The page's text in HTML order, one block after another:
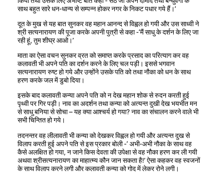
साथ बहुत सारे धन-धान्य से सम्पन्न होकर नगर के निकट पधार गये हैं।’
दूत के मुख से यह बात सुनकर वह महान आनन्द से विह्वल हो गयी और उस साध्वी ने
श्री सत्यनारायण की पूजा करके अपनी पुत्री से कहा -‘मैं साधु के दर्शन के लिए जा
रही हूं, तुम शीघ्र आओ।’
माता का ऐसा वचन सुनकर व्रत को समाप्त करके प्रसाद का परित्याग कर वह
कलावती भी अपने पति का दर्शन करने के लिए चल पड़ी। इससे भगवान
सत्यनारायण रुष्ट हो गये और उन्होंने उसके पति को तथा नौका को धन के साथ
हरण करके जल में डुबो दिया।
इसके बाद कलावती कन्या अपने पति को न देख महान शोक से रुदन करती हुई
पृथ्वी पर गिर पड़ी। नाव का अदर्शन तथा कन्या को अत्यन्त दुखी देख भयभीत मन
से साधु बनिया से सोचा – यह क्या आश्चर्य हो गया? नाव का संचालन करने वाले भी
सभी चिन्तित हो गये।
तदनन्तर वह लीलावती भी कन्या को देखकर विह्वल हो गयी और अत्यन्त दुख से
विलाप करती हुई अपने पति से इस प्रकार बोली -‘ अभी-अभी नौका के साथ वह
कैसे अलक्षित हो गया, न जाने किस देवता की उपेक्षा से वह नौका हरण कर ली गयी
अथवा श्रीसत्यनारायण का माहात्म्य कौन जान सकता है!’ ऐसा कहकर वह स्वजनों
के साथ विलाप करने लगी और कलावती कन्या को गोद में लेकर रोने लगी।